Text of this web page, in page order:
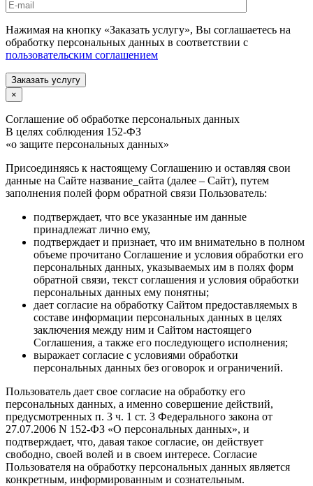
Нажимая на кнопку «Заказать услугу», Вы соглашаетесь на
обработку персональных данных в соответствии с
пользовательским соглашением
Заказать услугу
×
Соглашение об обработке персональных данных
В целях соблюдения 152-ФЗ
«о защите персональных данных»
Присоединяясь к настоящему Соглашению и оставляя свои
данные на Сайте название_сайта (далее – Сайт), путем
заполнения полей форм обратной связи Пользователь:
подтверждает, что все указанные им данные
принадлежат лично ему,
подтверждает и признает, что им внимательно в полном
объеме прочитано Соглашение и условия обработки его
персональных данных, указываемых им в полях форм
обратной связи, текст соглашения и условия обработки
персональных данных ему понятны;
дает согласие на обработку Сайтом предоставляемых в
составе информации персональных данных в целях
заключения между ним и Сайтом настоящего
Соглашения, а также его последующего исполнения;
выражает согласие с условиями обработки
персональных данных без оговорок и ограничений.
Пользователь дает свое согласие на обработку его
персональных данных, а именно совершение действий,
предусмотренных п. 3 ч. 1 ст. 3 Федерального закона от
27.07.2006 N 152-ФЗ «О персональных данных», и
подтверждает, что, давая такое согласие, он действует
свободно, своей волей и в своем интересе. Согласие
Пользователя на обработку персональных данных является
конкретным, информированным и сознательным.